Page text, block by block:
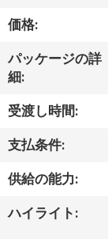
つ
い
て
工
場
旅
価格:
パッケージの詳
細:
受渡し時間:
支払条件:
供給の能力:
ハイライト: